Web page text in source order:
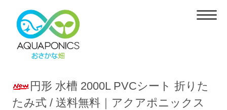
円形 水槽 2000L PVCシート 折りた
たみ式 / 送料無料｜アクアポニックス